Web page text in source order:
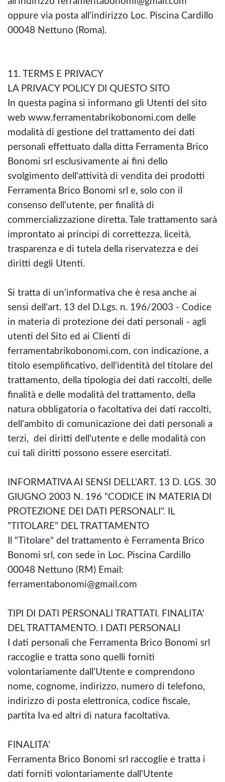
oppure via posta all'indirizzo Loc. Piscina Cardillo
00048 Nettuno (Roma).
11. TERMS E PRIVACY
LA PRIVACY POLICY DI QUESTO SITO
In questa pagina si informano gli Utenti del sito
web www.ferramentabrikobonomi.com delle
modalità di gestione del trattamento dei dati
personali effettuato dalla ditta Ferramenta Brico
Bonomi srl esclusivamente ai fini dello
svolgimento dell'attività di vendita dei prodotti
Ferramenta Brico Bonomi srl e, solo con il
consenso dell'utente, per finalità di
commercializzazione diretta. Tale trattamento sarà
improntato ai principi di correttezza, liceità,
trasparenza e di tutela della riservatezza e dei
diritti degli Utenti.
Si tratta di un'informativa che è resa anche ai
sensi dell'art. 13 del D.Lgs. n. 196/2003 - Codice
in materia di protezione dei dati personali - agli
utenti del Sito ed ai Clienti di
ferramentabrikobonomi.com, con indicazione, a
titolo esemplificativo, dell'identità del titolare del
trattamento, della tipologia dei dati raccolti, delle
finalità e delle modalità del trattamento, della
natura obbligatoria o facoltativa dei dati raccolti,
dell'ambito di comunicazione dei dati personali a
terzi, dei diritti dell'utente e delle modalità con
cui tali diritti possono essere esercitati.
INFORMATIVA AI SENSI DELL'ART. 13 D. LGS. 30
GIUGNO 2003 N. 196 "CODICE IN MATERIA DI
PROTEZIONE DEI DATI PERSONALI". IL
"TITOLARE" DEL TRATTAMENTO
Il "Titolare" del trattamento è Ferramenta Brico
Bonomi srl, con sede in Loc. Piscina Cardillo
00048 Nettuno (RM) Email:
ferramentabonomi@gmail.com
TIPI DI DATI PERSONALI TRATTATI. FINALITA'
DEL TRATTAMENTO. I DATI PERSONALI
I dati personali che Ferramenta Brico Bonomi srl
raccoglie e tratta sono quelli forniti
volontariamente dall'Utente e comprendono
nome, cognome, indirizzo, numero di telefono,
indirizzo di posta elettronica, codice fiscale,
partita Iva ed altri di natura facoltativa.
FINALITA'
Ferramenta Brico Bonomi srl raccoglie e tratta i
dati forniti volontariamente dall'Utente